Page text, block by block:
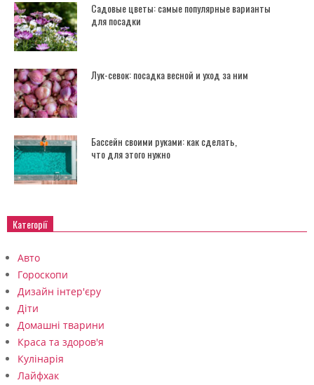
Садовые цветы: самые популярные варианты
для посадки
Лук-севок: посадка весной и уход за ним
Бассейн своими руками: как сделать,
что для этого нужно
Категорії
Авто
Гороскопи
Дизайн інтер'єру
Діти
Домашні тварини
Краса та здоров'я
Кулінарія
Лайфхак